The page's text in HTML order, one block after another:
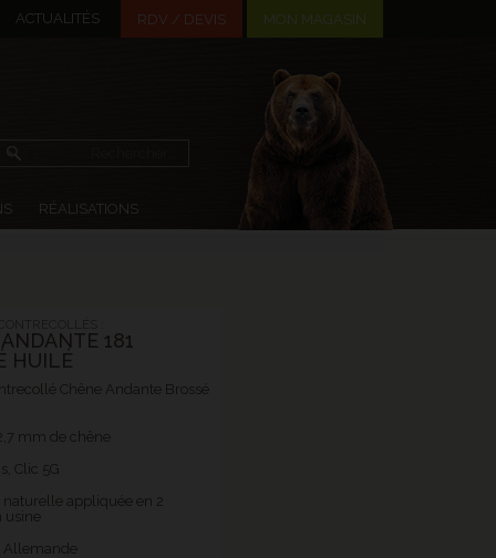
181
HUILÉ
Chêne Andante Brossé
mm de chêne
Clic 5G
naturelle appliquée en 2
usine
Allemande
ACTUALITÉS RDV / DEVIS MON MAGASIN
RÉALISATIONS